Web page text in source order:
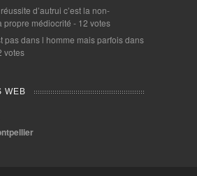
d’autrui c’est la non-
propre médiocrité - 12 votes
pas dans l homme mais parfois dans
votes
WEB